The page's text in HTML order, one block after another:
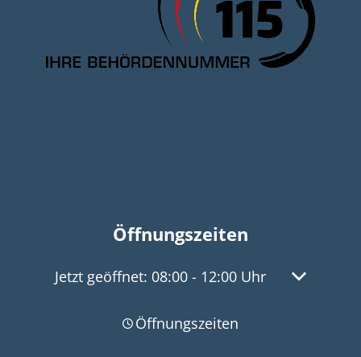
Öffnungszeiten
Klicken, um weitere Öffnungs- oder
Jetzt geöffnet: 08:00 - 12:00 Uhr Von
Öffnungszeiten